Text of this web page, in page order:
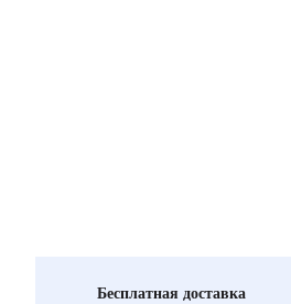
Бесплатная доставка